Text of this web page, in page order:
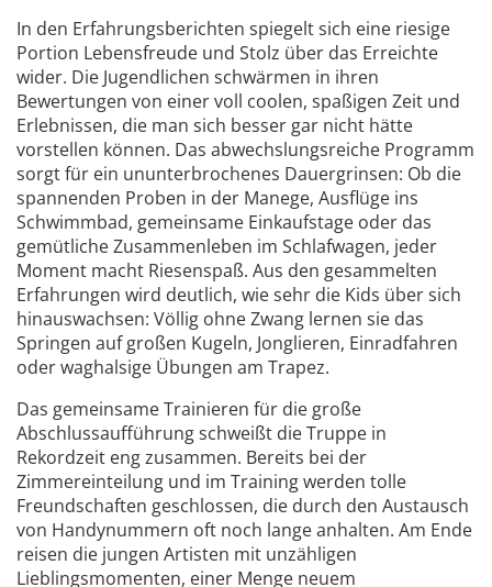
In den Erfahrungsberichten spiegelt sich eine riesige
Portion Lebensfreude und Stolz über das Erreichte
wider. Die Jugendlichen schwärmen in ihren
Bewertungen von einer voll coolen, spaßigen Zeit und
Erlebnissen, die man sich besser gar nicht hätte
vorstellen können. Das abwechslungsreiche Programm
sorgt für ein ununterbrochenes Dauergrinsen: Ob die
spannenden Proben in der Manege, Ausflüge ins
Schwimmbad, gemeinsame Einkaufstage oder das
gemütliche Zusammenleben im Schlafwagen, jeder
Moment macht Riesenspaß. Aus den gesammelten
Erfahrungen wird deutlich, wie sehr die Kids über sich
hinauswachsen: Völlig ohne Zwang lernen sie das
Springen auf großen Kugeln, Jonglieren, Einradfahren
oder waghalsige Übungen am Trapez.
Das gemeinsame Trainieren für die große
Abschlussaufführung schweißt die Truppe in
Rekordzeit eng zusammen. Bereits bei der
Zimmereinteilung und im Training werden tolle
Freundschaften geschlossen, die durch den Austausch
von Handynummern oft noch lange anhalten. Am Ende
reisen die jungen Artisten mit unzähligen
Lieblingsmomenten, einer Menge neuem